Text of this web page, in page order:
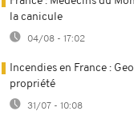
la canicule
04/08 - 17:02
Incendies en France :
propriété
31/07 - 10:08